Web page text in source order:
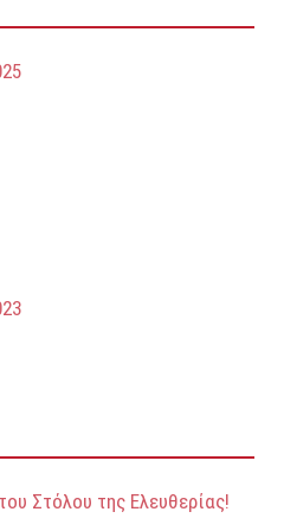
Στόλου της Ελευθερίας!